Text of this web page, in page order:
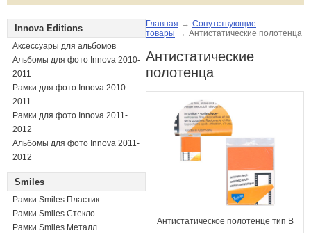
Innova Editions
Аксессуары для альбомов
Альбомы для фото Innova 2010-
2011
Рамки для фото Innova 2010-
2011
Рамки для фото Innova 2011-
2012
Альбомы для фото Innova 2011-
2012
Smiles
Рамки Smiles Пластик
Рамки Smiles Стекло
Рамки Smiles Металл
Главная → Сопутствующие
товары → Антистатические полотенца
Антистатические
полотенца
Антистатическое полотенце тип B